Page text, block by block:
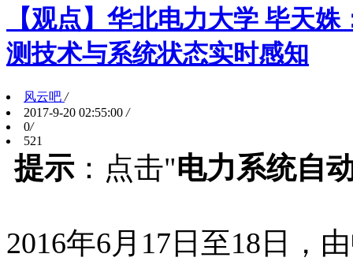
【观点】华北电力大学 毕天
测技术与系统状态实时感知
风云吧 /
2017-9-20 02:55:00 /
0/
521
提示：点击"电力系统自
2016年6月17日至18日，